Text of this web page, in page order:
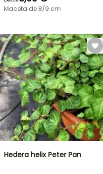
Maceta de 8/9 cm
Hedera helix Peter Pan